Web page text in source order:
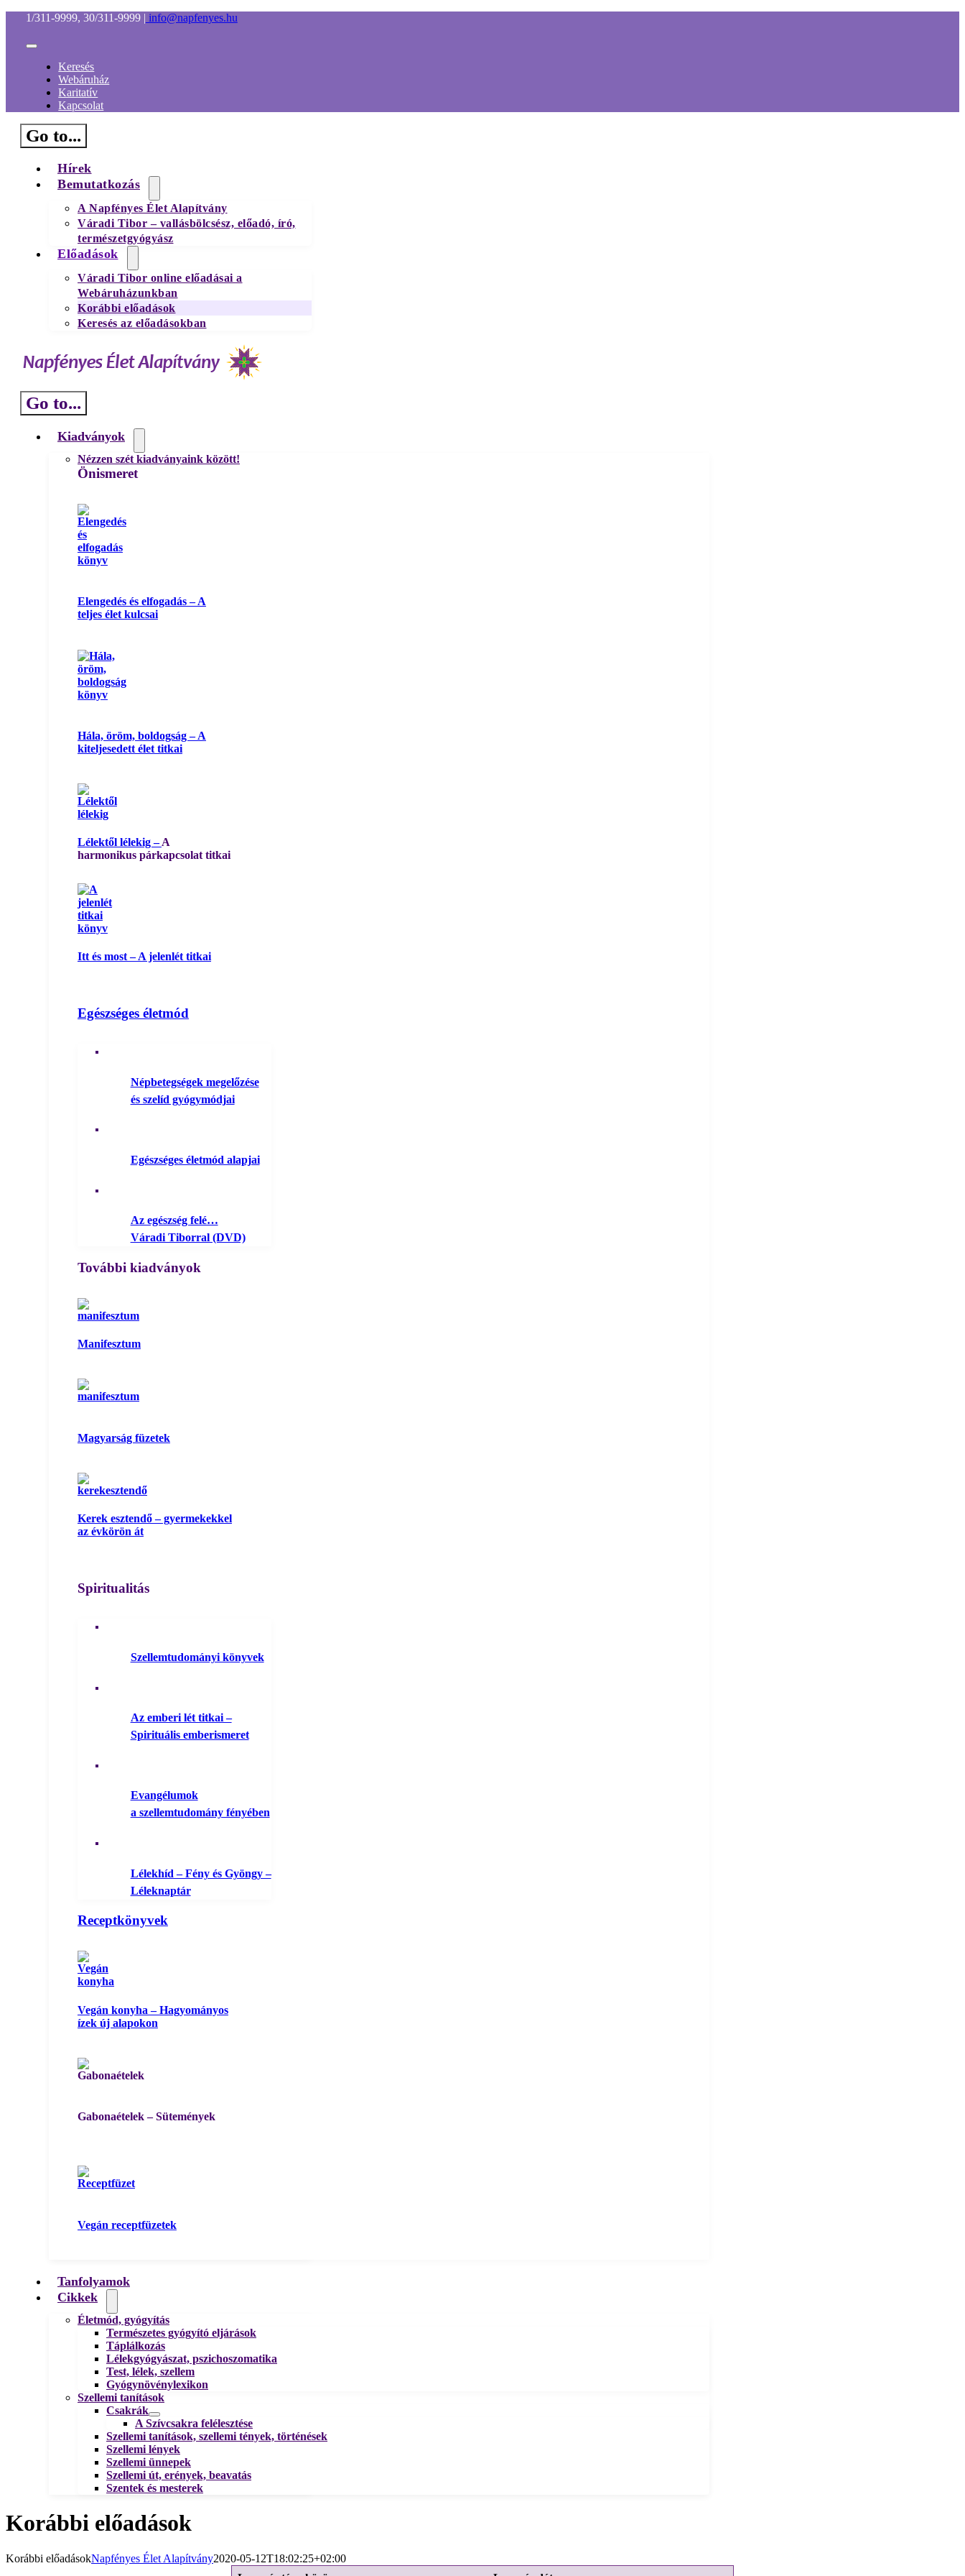
Kihagyás
1/311-9999, 30/311-9999 | info@napfenyes.hu
Toggle
NavigationKeresés
Webáruház
Karitatív
Kapcsolat
Go to...
Hírek
Bemutatkozás
A Napfényes Élet Alapítvány
Váradi Tibor – vallásbölcsész, előadó, író,
természetgyógyász
Előadások
Váradi Tibor online előadásai a
Webáruházunkban
Korábbi előadások
Keresés az előadásokban
Go to...
Kiadványok
Nézzen szét kiadványaink között!
Önismeret
Elengedés és elfogadás – A
teljes élet kulcsai
Hála, öröm, boldogság – A
kiteljesedett élet titkai
Lélektől lélekig –A
harmonikus párkapcsolat titkai
Itt és most – A jelenlét titkai
Egészséges életmód
Népbetegségek megelőzése
és szelíd gyógymódjai
Egészséges életmód alapjai
Az egészség felé…
Váradi Tiborral (DVD)
További kiadványok
Manifesztum
Magyarság füzetek
Kerek esztendő – gyermekekkel
az évkörön át
Spiritualitás
Szellemtudományi könyvek
Az emberi lét titkai –
Spirituális emberismeret
Evangélumok
a szellemtudomány fényében
Lélekhíd – Fény és Gyöngy –
Léleknaptár
Receptkönyvek
Vegán konyha – Hagyományos
ízek új alapokon
Gabonaételek – Sütemények
Vegán receptfüzetek
Tanfolyamok
Cikkek
Életmód, gyógyítás
Természetes gyógyító eljárások
Táplálkozás
Lélekgyógyászat, pszichoszomatika
Test, lélek, szellem
Gyógynövénylexikon
Szellemi tanítások
Csakrák
A Szívcsakra felélesztése
Szellemi tanítások, szellemi tények, történések
Szellemi lények
Szellemi ünnepek
Szellemi út, erények, beavatás
Szentek és mesterek
Korábbi előadások
Korábbi előadásokNapfényes Élet Alapítvány2020-05-12T18:02:25+02:00